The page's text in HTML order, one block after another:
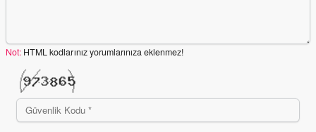
Not: HTML kodlarınız yorumlarınıza eklenmez!